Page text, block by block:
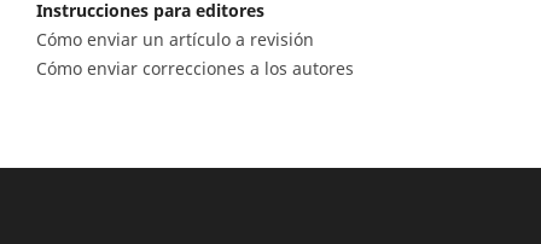
Instrucciones para editores
Cómo enviar un artículo a revisión
Cómo enviar correcciones a los autores